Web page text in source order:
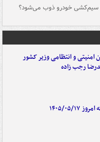
سیم‌کشی خودرو ذوب می‌شود؟
و انتظامی وزیر کشور
رجب زاده
۰۵/۱۷